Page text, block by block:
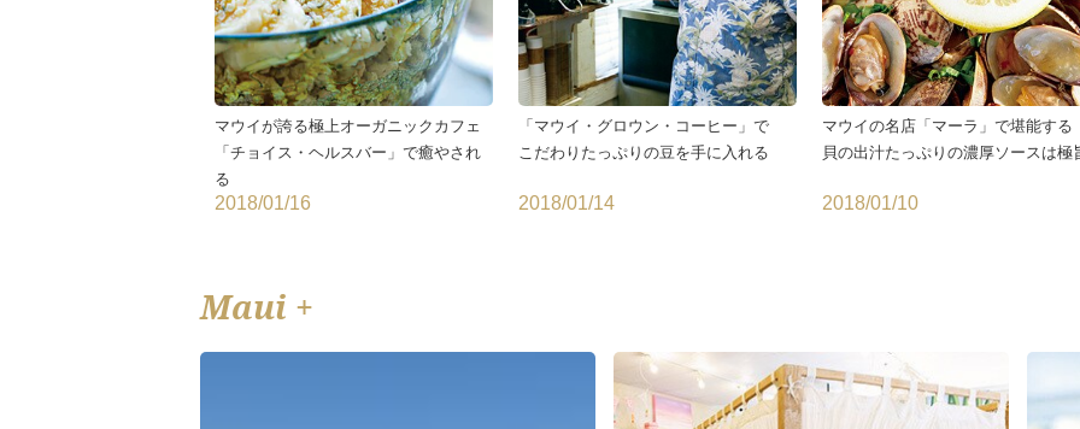
マウイが誇る極上オーガニックカフェ
「チョイス・ヘルスバー」で癒やされ
る
2018/01/16
「マウイ・グロウン・コーヒー」で
こだわりたっぷりの豆を手に入れる
2018/01/14
マウイの名店「マーラ」で堪能する
貝の出汁たっぷりの濃厚ソースは極
2018/01/10
Maui +